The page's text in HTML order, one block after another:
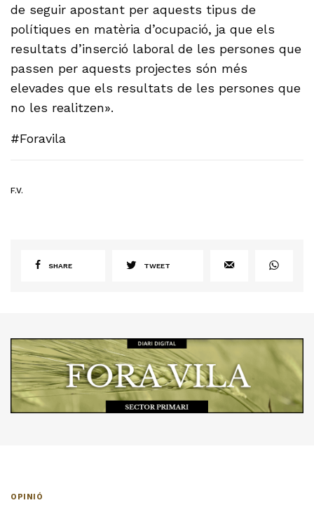
de seguir apostant per aquests tipus de
polítiques en matèria d’ocupació, ja que els
resultats d’inserció laboral de les persones que
passen per aquests projectes són més
elevades que els resultats de les persones que
no les realitzen».
#Foravila
F.V.
SHARE TWEET
OPINIÓ